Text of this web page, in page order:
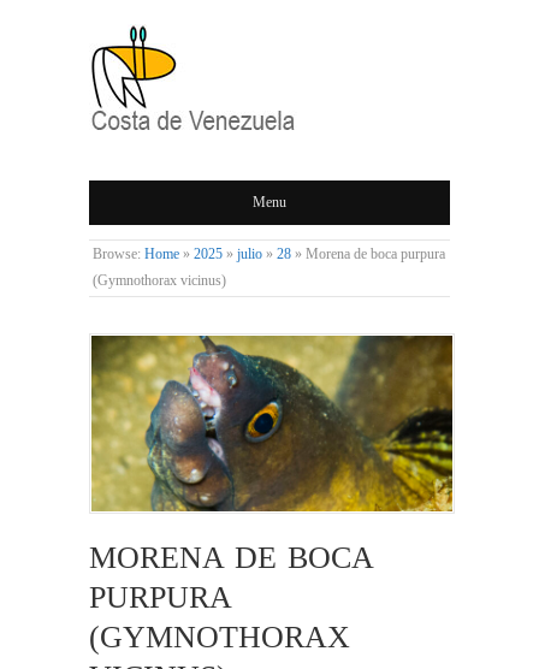
COSTA DE
VENEZUELA
Menu
Browse: Home » 2025 » julio » 28 » Morena de boca purpura
(Gymnothorax vicinus)
MORENA DE BOCA
PURPURA
(GYMNOTHORAX